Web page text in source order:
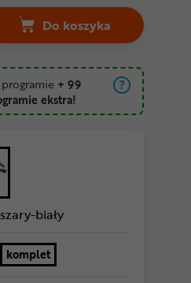
Do koszyka
Komplet błotników
+ 99
ekstra!
szary-biały
komplet